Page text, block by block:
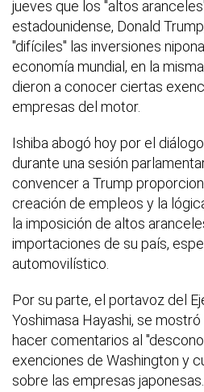
jueves que los "altos
estadounidense, Donald
"difíciles" las inversiones
economía mundial, en la
dieron a conocer ciertas
empresas del motor.
Ishiba abogó hoy por el
durante una sesión
convencer a Trump
creación de empleos y la
la imposición de altos
importaciones de su país,
automovilístico.
Por su parte, el portavoz del
Yoshimasa Hayashi, se
hacer comentarios al
exenciones de Washington y
sobre las empresas japonesas.